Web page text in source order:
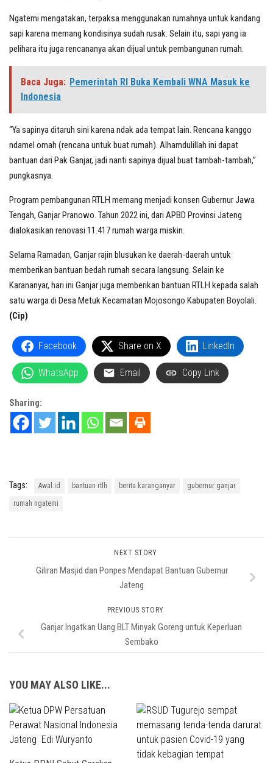
Ngatemi mengatakan, terpaksa menggunakan rumahnya untuk kandang
sapi karena memang kondisinya sudah rusak. Selain itu, sapi yang ia
pelihara itu juga rencananya akan dijual untuk pembangunan rumah.
Baca Juga: Pemerintah RI Buka Kembali WNA Masuk ke
Indonesia
“Ya sapinya ditaruh sini karena ndak ada tempat lain. Rencana kanggo
ndamel omah (rencana untuk buat rumah). Alhamdulillah ini dapat
bantuan dari Pak Ganjar, jadi nanti sapinya dijual buat tambah-tambah,”
pungkasnya.
Program pembangunan RTLH memang menjadi konsen Gubernur Jawa
Tengah, Ganjar Pranowo. Tahun 2022 ini, dari APBD Provinsi Jateng
dialokasikan renovasi 11.417 rumah warga miskin.
Selama Ramadan, Ganjar rajin blusukan ke daerah-daerah untuk
memberikan bantuan bedah rumah secara langsung. Selain ke
Karananyar, hari ini Ganjar juga memberikan bantuan RTLH kepada salah
satu warga di Desa Metuk Kecamatan Mojosongo Kabupaten Boyolali.
(Cip)
Facebook Share on X LinkedIn
WhatsApp Email Copy Link
Sharing:
Tags: Awal.id bantuan rtlh berita karanganyar gubernur ganjar
rumah ngatemi
NEXT STORY
Giliran Masjid dan Ponpes Mendapat Bantuan Gubernur
Jateng
PREVIOUS STORY
Ganjar Ingatkan Uang BLT Minyak Goreng untuk Keperluan
Sembako
YOU MAY ALSO LIKE...